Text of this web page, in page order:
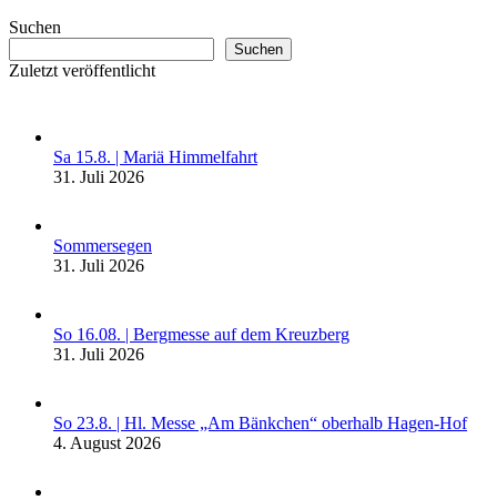
Suchen
Suchen
Zuletzt veröffentlicht
Sa 15.8. | Mariä Himmelfahrt
31. Juli 2026
Sommersegen
31. Juli 2026
So 16.08. | Bergmesse auf dem Kreuzberg
31. Juli 2026
So 23.8. | Hl. Messe „Am Bänkchen“ oberhalb Hagen-Hof
4. August 2026